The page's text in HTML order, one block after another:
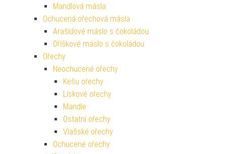
Mandlová másla
Ochucená ořechová másla
Arašídové máslo s čokoládou
Oříškové máslo s čokoládou
Ořechy
Neochucené ořechy
Kešu ořechy
Lískové ořechy
Mandle
Ostatní ořechy
Vlašské ořechy
Ochucené ořechy